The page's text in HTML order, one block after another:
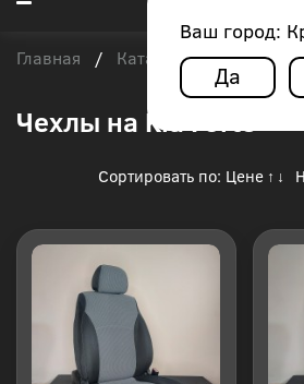
Ваш город:
Да
Главная / Каталог чехлов / Kia
Чехлы на Kia Forte
Сортировать по: Цене ↑ ↓